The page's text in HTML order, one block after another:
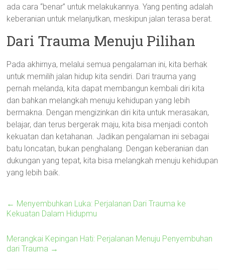
ada cara “benar” untuk melakukannya. Yang penting adalah
keberanian untuk melanjutkan, meskipun jalan terasa berat.
Dari Trauma Menuju Pilihan
Pada akhirnya, melalui semua pengalaman ini, kita berhak
untuk memilih jalan hidup kita sendiri. Dari trauma yang
pernah melanda, kita dapat membangun kembali diri kita
dan bahkan melangkah menuju kehidupan yang lebih
bermakna. Dengan mengizinkan diri kita untuk merasakan,
belajar, dan terus bergerak maju, kita bisa menjadi contoh
kekuatan dan ketahanan. Jadikan pengalaman ini sebagai
batu loncatan, bukan penghalang. Dengan keberanian dan
dukungan yang tepat, kita bisa melangkah menuju kehidupan
yang lebih baik.
← Menyembuhkan Luka: Perjalanan Dari Trauma ke
Kekuatan Dalam Hidupmu
Merangkai Kepingan Hati: Perjalanan Menuju Penyembuhan
dari Trauma →